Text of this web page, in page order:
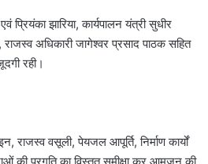
झारिया, कार्यपालन यंत्री सुधीर
अधिकारी जागेश्वर प्रसाद पाठक सहित
रही।
राजस्व वसूली, पेयजल आपूर्ति, निर्माण कार्यों